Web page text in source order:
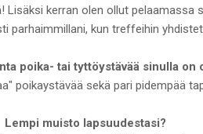
kerran olen ollut pelaamassa
parhaimmillani, kun treffeihin
poika- tai tyttöystävää sinulla on
poikaystävää sekä pari pidempää
Lempi muisto lapsuudestasi?